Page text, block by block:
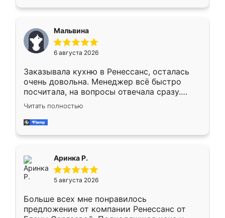
меньше, здесь же он более разнообразный.
Мне нравится ,если что-то потребуется из
мебели буду заказывать только здесь.
Мальвина
6 августа 2026
Заказывала кухню в Ренессанс, осталась
очень довольна. Менеджер всё быстро
посчитала, на вопросы отвечала сразу.
Замерщик приехал в субботу, подошёл к
делу со всей ответственностью. Собрали
за день, ребята работали аккуратно, даже
Читать полностью
Аринка Р.
5 августа 2026
Больше всех мне понравилось
предложение от компании Ренессанс от